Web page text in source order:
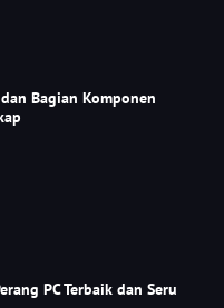
Bagian Komponen
PC Terbaik dan Seru